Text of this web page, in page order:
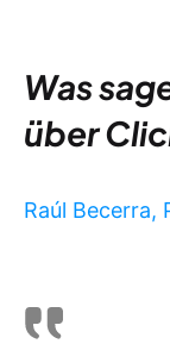
Was
über
Raúl Becerra,